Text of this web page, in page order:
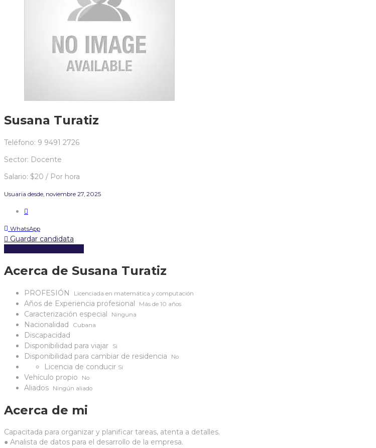
Susana Turatiz
Teléfono: 9 9491 2726
Sector: Docente
Salario: $20 / Por hora
Usuaria desde, noviembre 27, 2025
WhatsApp
Guardar candidata
Acerca de Susana Turatiz
PROFESIÓN Licenciada en matemática y computación
Años de Experiencia profesional Más de 10 años
Caracterización especial Ninguna
Nacionalidad Cubana
Discapacidad
Disponibilidad para viajar
Si
Disponibilidad para cambiar de residencia No
Licencia de conducir Si
Vehículo propio No
Aliados Ningún aliado
Acerca de mi
Capacitada para organizar y planificar tareas, atenta a detalles.
● Analista de datos para el desarrollo de la empresa.